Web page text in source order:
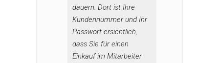
dauern. Dort ist Ihre
Kundennummer und Ihr
Passwort ersichtlich,
dass Sie für einen
Einkauf im Mitarbeiter